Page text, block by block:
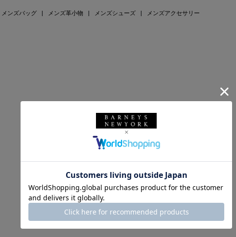
メンズバッグ メンズ革小物 メンズシューズ メンズアクセサリー